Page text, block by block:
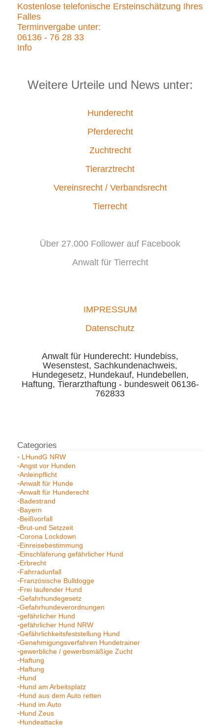
Kostenlose telefonische Ersteinschätzung Ihres
Falles
Terminvergabe unter:
06136 - 76 28 33
Info
Weitere Urteile und News unter:
Hunderecht
Pferderecht
Zuchtrecht
Tierarztrecht
Vereinsrecht / Verbandsrecht
Tierrecht
Über 27.000 Follower auf Facebook
Anwalt für Tierrecht
IMPRESSUM
Datenschutz
Anwalt für Hunderecht: Hundebiss,
Wesenstest, Sachkundenachweis,
Hundegesetz, Hundekauf, Hundebellen,
Haftung, Tierarzthaftung - bundesweit 06136-
762833
LHundG NRW
Angst vor Hunden
Anleinpflicht
Anwalt für Hunde
Anwalt für Hunderecht
Badestrand
Bayern
Beißvorfall
Brut-und Setzzeit
Corona Lockdown
Einreisebestimmung
Einschläferung gefährlicher Hund
Erbrecht
Fahrradunfall
Französische Bulldogge
Frei laufender Hund
Gefahrhundegesetz
Gefahrhundeverordnungen
gefährlicher Hund
gefährlicher Hund NRW
Gefährlichkeitsfeststellung Hund
Genehmigungsverfahren Hundetrainer
gewerbliche / gewerbsmäßige Zucht
Haftung
Haftung
Hund
Hund am Arbeitsplatz
Hund aus dem Auto retten
Hund im Auto
Hund Zeus
Hundeattacke